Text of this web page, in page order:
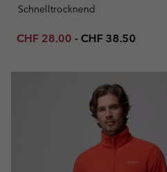
Schnelltrocknend
Minimum sale price:
CHF 28.00 - Maximum price:
CHF 38.50